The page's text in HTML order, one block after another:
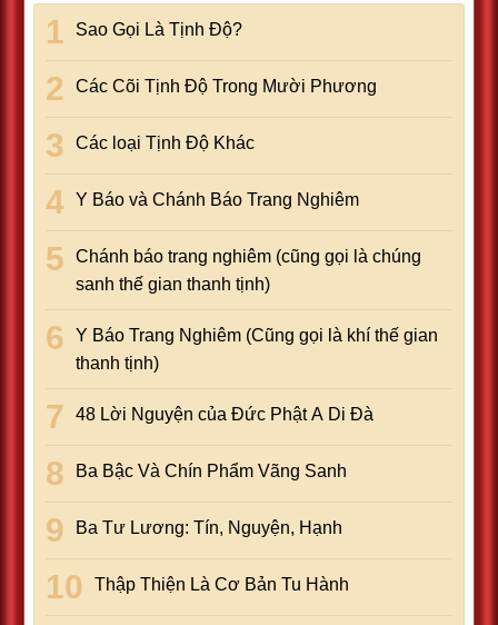
Sao Gọi Là Tịnh Độ?
Các Cõi Tịnh Độ Trong Mười Phương
Các loại Tịnh Độ Khác
Y Báo và Chánh Báo Trang Nghiêm
Chánh báo trang nghiêm (cũng gọi là chúng
sanh thế gian thanh tịnh)
Y Báo Trang Nghiêm (Cũng gọi là khí thế gian
thanh tịnh)
48 Lời Nguyện của Đức Phật A Di Đà
Ba Bậc Và Chín Phẩm Vãng Sanh
Ba Tư Lương: Tín, Nguyện, Hạnh
Thập Thiện Là Cơ Bản Tu Hành